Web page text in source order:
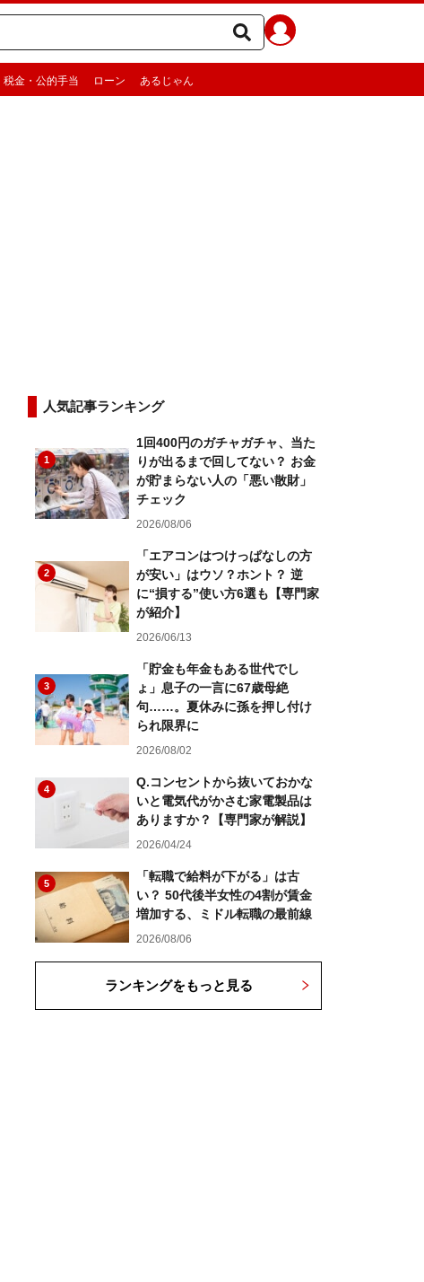
税金・公的手当 ローン あるじゃん
人気記事ランキング
1
1回400円のガチャガチャ、当た
りが出るまで回してない？ お金
が貯まらない人の「悪い散財」
チェック
2026/08/06
2
「エアコンはつけっぱなしの方
が安い」はウソ？ホント？ 逆
に“損する”使い方6選も【専門家
が紹介】
2026/06/13
3
「貯金も年金もある世代でし
ょ」息子の一言に67歳母絶
句……。夏休みに孫を押し付け
られ限界に
2026/08/02
4
Q.コンセントから抜いておかな
いと電気代がかさむ家電製品は
ありますか？【専門家が解説】
2026/04/24
5
「転職で給料が下がる」は古
い？ 50代後半女性の4割が賃金
増加する、ミドル転職の最前線
2026/08/06
ランキングをもっと見る